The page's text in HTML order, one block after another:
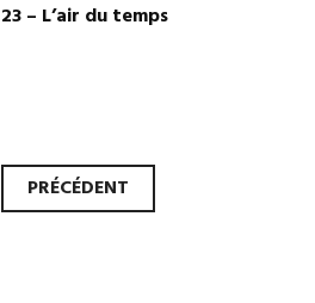
23 – L’air du temps
Navigation
PRÉCÉDENT